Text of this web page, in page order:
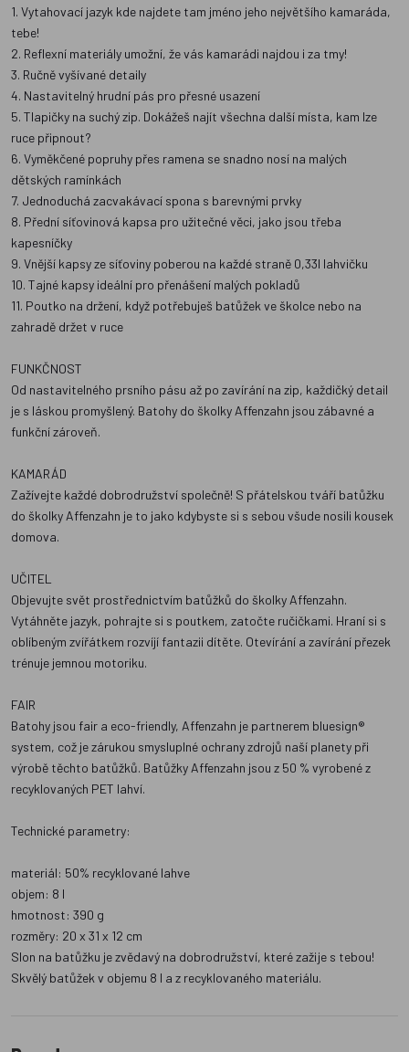
1. Vytahovací jazyk kde najdete tam jméno jeho největšího kamaráda,
tebe!
2. Reflexní materiály umožní, že vás kamarádi najdou i za tmy!
3. Ručně vyšívané detaily
4. Nastavitelný hrudní pás pro přesné usazení
5. Tlapičky na suchý zip. Dokážeš najít všechna další místa, kam lze
ruce připnout?
6. Vyměkčené popruhy přes ramena se snadno nosí na malých
dětských ramínkách
7. Jednoduchá zacvakávací spona s barevnými prvky
8. Přední síťovinová kapsa pro užitečné věci, jako jsou třeba
kapesníčky
9. Vnější kapsy ze síťoviny poberou na každé straně 0,33l lahvičku
10. Tajné kapsy ideální pro přenášení malých pokladů
11. Poutko na držení, když potřebuješ batůžek ve školce nebo na
zahradě držet v ruce
FUNKČNOST
Od nastavitelného prsního pásu až po zavírání na zip, každičký detail
je s láskou promyšlený. Batohy do školky Affenzahn jsou zábavné a
funkční zároveň.
KAMARÁD
Zažívejte každé dobrodružství společně! S přátelskou tváří batůžku
do školky Affenzahn je to jako kdybyste si s sebou všude nosili kousek
domova.
UČITEL
Objevujte svět prostřednictvím batůžků do školky Affenzahn.
Vytáhněte jazyk, pohrajte si s poutkem, zatočte ručičkami. Hraní si s
oblíbeným zvířátkem rozvíjí fantazii dítěte. Otevírání a zavírání přezek
trénuje jemnou motoriku.
FAIR
Batohy jsou fair a eco-friendly, Affenzahn je partnerem bluesign®
system, což je zárukou smysluplné ochrany zdrojů naší planety při
výrobě těchto batůžků. Batůžky Affenzahn jsou z 50 % vyrobené z
recyklovaných PET lahví.
Technické parametry:
materiál: 50% recyklované lahve
objem: 8 l
hmotnost: 390 g
rozměry: 20 x 31 x 12 cm
Slon na batůžku je zvědavý na dobrodružství, které zažije s tebou!
Skvělý batůžek v objemu 8 l a z recyklovaného materiálu.